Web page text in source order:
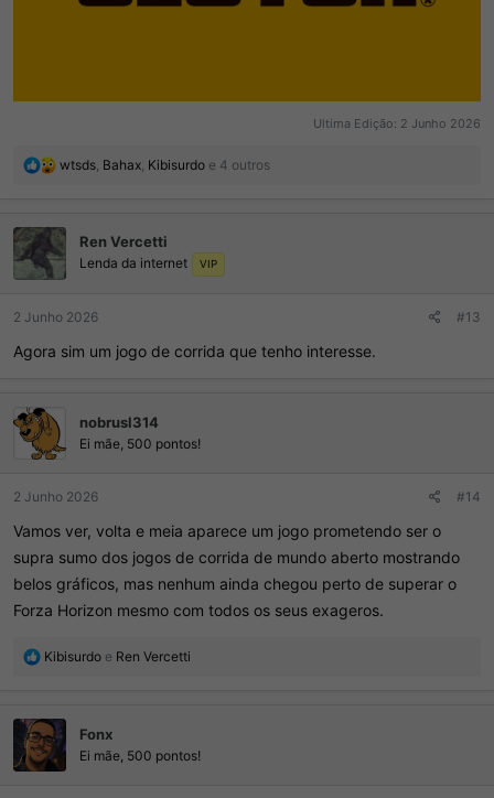
Ultima Edição: 2 Junho 2026
R
ç
õ
e
s
wtsds, Bahax, Kibisurdo e 4 outros
Ren Vercetti
Lenda da internet VIP
2 Junho 2026 #13
Agora sim um jogo de corrida que tenho interesse.
nobrusl314
Ei mãe, 500 pontos!
2 Junho 2026 #14
Vamos ver, volta e meia aparece um jogo prometendo ser o
supra sumo dos jogos de corrida de mundo aberto mostrando
belos gráficos, mas nenhum ainda chegou perto de superar o
Forza Horizon mesmo com todos os seus exageros.
R
ç
õ
e
s
Kibisurdo e Ren Vercetti
Fonx
Ei mãe, 500 pontos!